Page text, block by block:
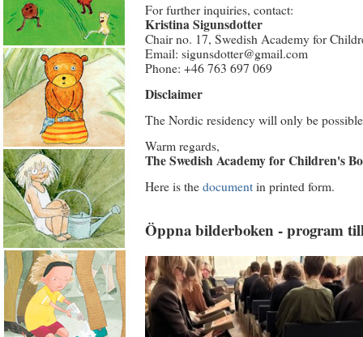
For further inquiries, contact:
Kristina Sigunsdotter
Chair no. 17, Swedish Academy for
Email: sigunsdotter@gmail.com
Phone: +46 763 697 069
Disclaimer
The Nordic residency will only be
Warm regards,
The Swedish Academy for Children's
Here is thedocumentin printed form.
Öppna bilderboken - program